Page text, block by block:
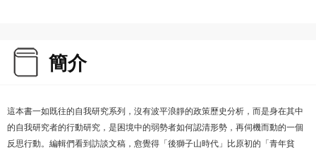
簡介
這本書一如既往的自我研究系列，沒有波平浪靜的政策歷史分析，而是身在其中
的自我研究者的行動研究，是困境中的弱勢者如何認清形勢，再伺機而動的一個
反思行動。編輯們看到訪談文稿，愈覺得「後獅子山時代」比原初的「青年貧